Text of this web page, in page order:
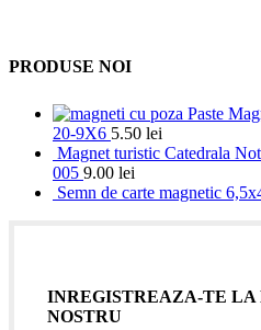
PRODUSE NOI
20-9X6 5.50 lei
Magnet turistic Catedrala
005 9.00 lei
Semn de carte magnetic
INREGISTREAZA-TE LA
NOSTRU